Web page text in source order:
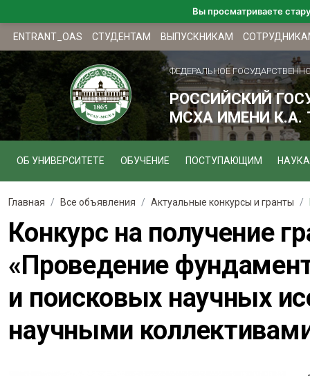
ENTRANT_OAS СТУДЕНТАМ ВЫПУСКНИКАМ
ФЕДЕРАЛЬНОЕ
РОССИЙСКИЙ
МСХА ИМЕНИ К.А.
ОБ УНИВЕРСИТЕТЕ ОБУЧЕНИЕ ПОСТУПАЮЩИМ
Главная Все объявления Актуальные конкурсы и гранты
Конкурс на получение
«Проведение
и поисковых научных
научными
Вы просматриваете